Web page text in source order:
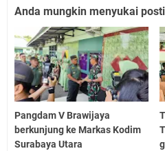
Anda mungkin menyukai
Pangdam V Brawijaya
berkunjung ke Markas Kodim
Surabaya Utara